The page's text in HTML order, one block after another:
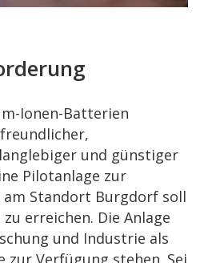
Ionen-Batterien
und günstiger
Pilotanlage zur
Standort Burgdorf soll
erreichen. Die Anlage
und Industrie als
zur Verfügung stehen. Sei